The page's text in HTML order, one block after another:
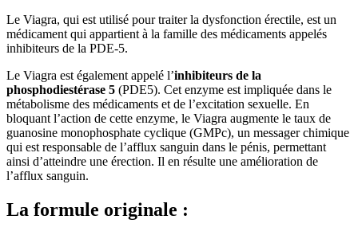
Le Viagra, qui est utilisé pour traiter la dysfonction érectile, est un
médicament qui appartient à la famille des médicaments appelés
inhibiteurs de la PDE-5.
Le Viagra est également appelé l’inhibiteurs de la
phosphodiestérase 5 (PDE5). Cet enzyme est impliquée dans le
métabolisme des médicaments et de l’excitation sexuelle. En
bloquant l’action de cette enzyme, le Viagra augmente le taux de
guanosine monophosphate cyclique (GMPc), un messager chimique
qui est responsable de l’afflux sanguin dans le pénis, permettant
ainsi d’atteindre une érection. Il en résulte une amélioration de
l’afflux sanguin.
La formule originale :